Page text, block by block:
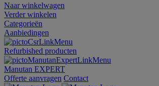
Naar winkelwagen
Verder winkelen
Categorieën
Aanbiedingen
Refurbished producten
Manutan EXPERT
Offerte aanvragen Contact